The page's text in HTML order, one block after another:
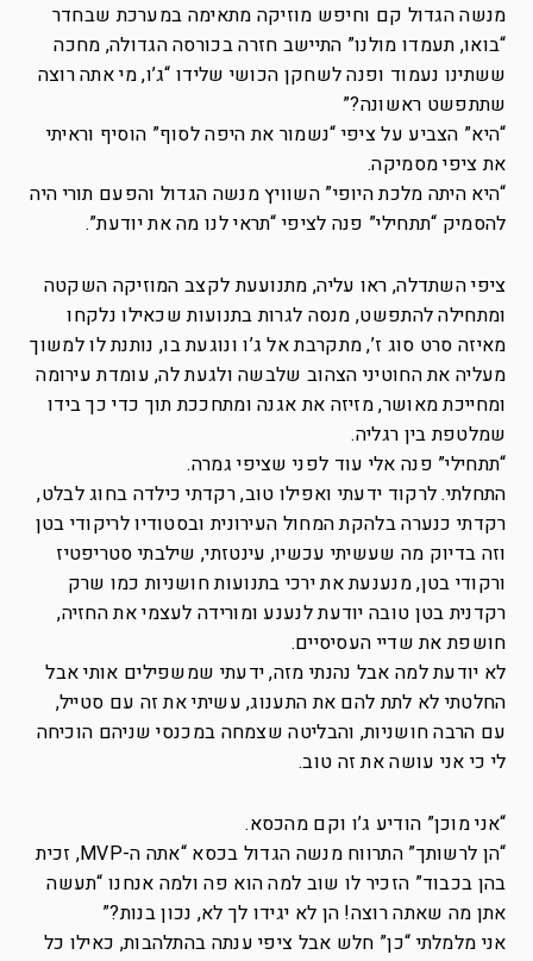
מנשה הגדול קם וחיפש מוזיקה מתאימה במערכת שבחדר
“בואו, תעמדו מולנו” התיישב חזרה בכורסה הגדולה, מחכה
ששתינו נעמוד ופנה לשחקן הכושי שלידו “ג’ו, מי אתה רוצה
שתתפשט ראשונה?”
“היא” הצביע על ציפי “נשמור את היפה לסוף” הוסיף וראיתי
את ציפי מסמיקה.
“היא היתה מלכת היופי” השוויץ מנשה הגדול והפעם תורי היה
להסמיק “תתחילי” פנה לציפי “תראי לנו מה את יודעת”.
ציפי השתדלה, ראו עליה, מתנועעת לקצב המוזיקה השקטה
ומתחילה להתפשט, מנסה לגרות בתנועות שכאילו נלקחו
מאיזה סרט סוג ז’, מתקרבת אל ג’ו ונוגעת בו, נותנת לו למשוך
מעליה את החוטיני הצהוב שלבשה ולגעת לה, עומדת עירומה
ומחייכת מאושר, מזיזה את אגנה ומתחככת תוך כדי כך בידו
שמלטפת בין רגליה.
“תתחילי” פנה אלי עוד לפני שציפי גמרה.
התחלתי. לרקוד ידעתי ואפילו טוב, רקדתי כילדה בחוג לבלט,
רקדתי כנערה בלהקת המחול העירונית ובסטודיו לריקודי בטן
וזה בדיוק מה שעשיתי עכשיו, עינטזתי, שילבתי סטריפטיז
ורקודי בטן, מנענעת את ירכי בתנועות חושניות כמו שרק
רקדנית בטן טובה יודעת לנענע ומורידה לעצמי את החזיה,
חושפת את שדיי העסיסיים.
לא יודעת למה אבל נהנתי מזה, ידעתי שמשפילים אותי אבל
החלטתי לא לתת להם את התענוג, עשיתי את זה עם סטייל,
עם הרבה חושניות, והבליטה שצמחה במכנסי שניהם הוכיחה
לי כי אני עושה את זה טוב.
“אני מוכן” הודיע ג’ו וקם מהכסא.
“הן לרשותך” התרווח מנשה הגדול בכסא “אתה ה-MVP, זכית
בהן בכבוד” הזכיר לו שוב למה הוא פה ולמה אנחנו “תעשה
אתן מה שאתה רוצה! הן לא יגידו לך לא, נכון בנות?”
אני מלמלתי “כן” חלש אבל ציפי ענתה בהתלהבות, כאילו כל